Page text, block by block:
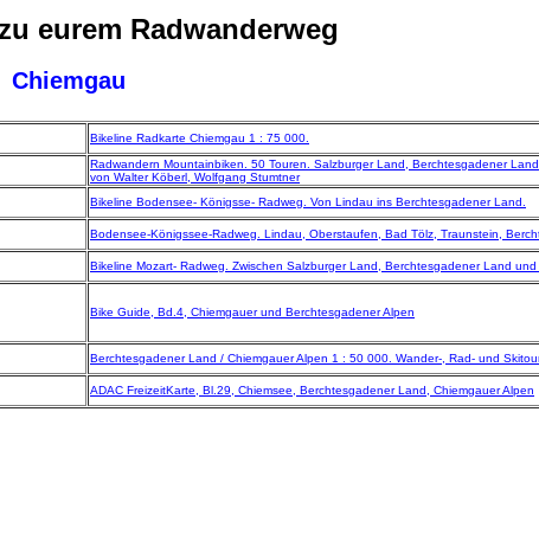
eurem Radwanderweg
Chiemgau
Bikeline Radkarte Chiemgau 1 : 75 000.
Radwandern Mountainbiken. 50 Touren. Salzburger Land, Berchtesgadener
von Walter Köberl, Wolfgang Stumtner
Bikeline Bodensee- Königsse- Radweg. Von Lindau ins Berchtesgadener Land.
Bodensee-Königssee-Radweg. Lindau, Oberstaufen, Bad Tölz, Traunstein,
Bikeline Mozart- Radweg. Zwischen Salzburger Land, Berchtesgadener Land und
Bike Guide, Bd.4, Chiemgauer und Berchtesgadener Alpen
Berchtesgadener Land / Chiemgauer Alpen 1 : 50 000. Wander-, Rad- und
ADAC FreizeitKarte, Bl.29, Chiemsee, Berchtesgadener Land, Chiemgauer Alpen